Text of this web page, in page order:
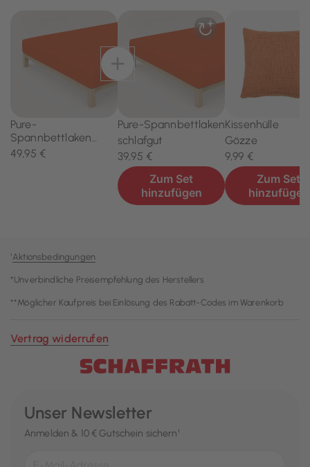
¹Aktionsbedingungen
*Unverbindliche Preisempfehlung des Herstellers
**Möglicher Kaufpreis bei Einlösung des Rabatt-Codes im Warenkorb
Vertrag widerrufen
Unser Newsletter
Anmelden & 10 € Gutschein sichern¹